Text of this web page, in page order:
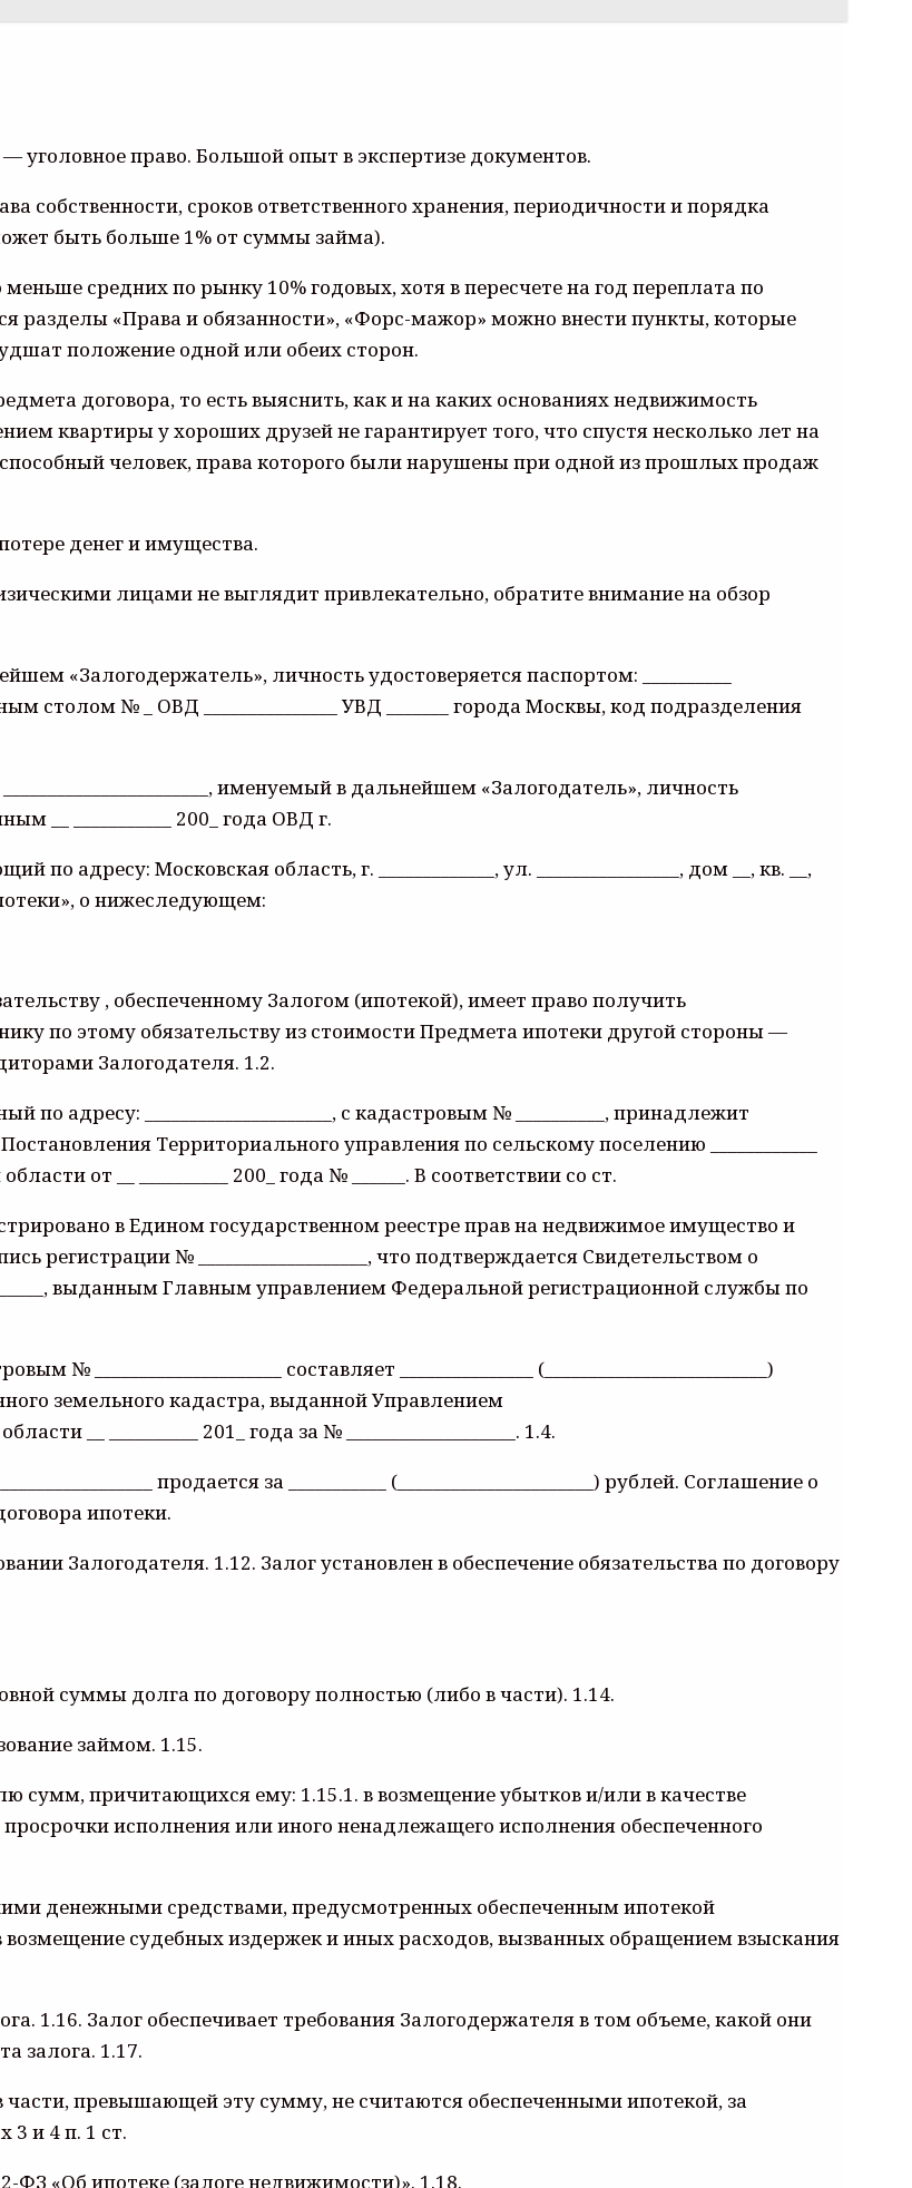
право. Большой опыт в экспертизе документов.
собственности, сроков ответственного хранения, периодичности и порядка
быть больше 1% от суммы займа).
средних по рынку 10% годовых, хотя в пересчете на год переплата по
разделы «Права и обязанности», «Форс-мажор» можно внести пункты, которые
положение одной или обеих сторон.
договора, то есть выяснить, как и на каких основаниях недвижимость
квартиры у хороших друзей не гарантирует того, что спустя несколько лет на
человек, права которого были нарушены при одной из прошлых продаж
денег и имущества.
лицами не выглядит привлекательно, обратите внимание на обзор
«Залогодержатель», личность удостоверяется паспортом: __________
столом № _ ОВД _______________ УВД _______ города Москвы, код подразделения
именуемый в дальнейшем «Залогодатель», личность
__ ___________ 200_ года ОВД г.
по адресу: Московская область, г. _____________, ул. ________________, дом __, кв. __,
о нижеследующем:
, обеспеченному Залогом (ипотекой), имеет право получить
по этому обязательству из стоимости Предмета ипотеки другой стороны —
Залогодателя. 1.2.
адресу: _____________________, с кадастровым № __________, принадлежит
Территориального управления по сельскому поселению ____________
от __ __________ 200_ года № ______. В соответствии со ст.
в Едином государственном реестре прав на недвижимое имущество и
регистрации № ___________________, что подтверждается Свидетельством о
выданным Главным управлением Федеральной регистрационной службы по
_____________________ составляет _______________ (_________________________)
земельного кадастра, выданной Управлением
__ __________ 201_ года за № ___________________. 1.4.
продается за ___________ (______________________) рублей. Соглашение о
ипотеки.
Залогодателя. 1.12. Залог установлен в обеспечение обязательства по договору
суммы долга по договору полностью (либо в части). 1.14.
займом. 1.15.
сумм, причитающихся ему: 1.15.1. в возмещение убытков и/или в качестве
исполнения или иного ненадлежащего исполнения обеспеченного
денежными средствами, предусмотренных обеспеченным ипотекой
судебных издержек и иных расходов, вызванных обращением взыскания
1.16. Залог обеспечивает требования Залогодержателя в том объеме, какой они
залога. 1.17.
превышающей эту сумму, не считаются обеспеченными ипотекой, за
и 4 п. 1 ст.
ФЗ «Об ипотеке (залоге недвижимости)». 1.18.